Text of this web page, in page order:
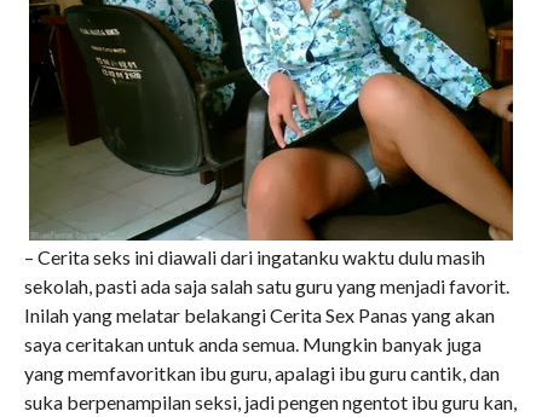
– Cerita seks ini diawali dari ingatanku waktu dulu masih
sekolah, pasti ada saja salah satu guru yang menjadi favorit.
Inilah yang melatar belakangi Cerita Sex Panas yang akan
saya ceritakan untuk anda semua. Mungkin banyak juga
yang memfavoritkan ibu guru, apalagi ibu guru cantik, dan
suka berpenampilan seksi, jadi pengen ngentot ibu guru kan,